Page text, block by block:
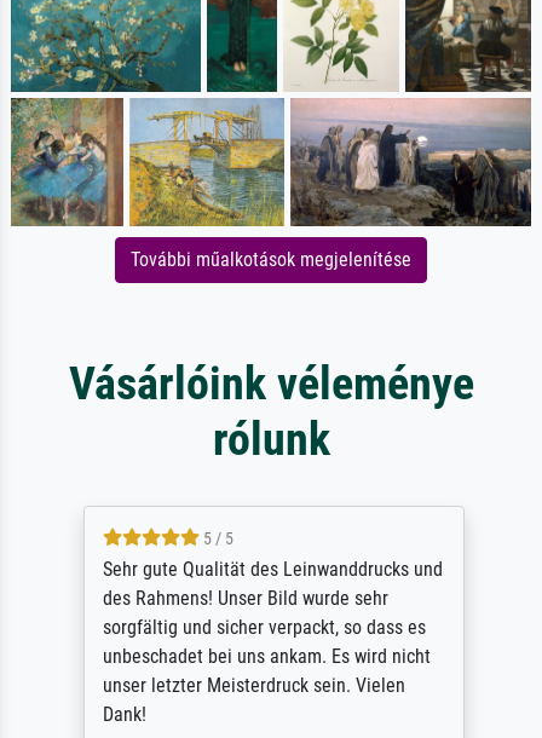
További műalkotások megjelenítése
Vásárlóink véleménye
rólunk
5 / 5
Sehr gute Qualität des Leinwanddrucks und
des Rahmens! Unser Bild wurde sehr
sorgfältig und sicher verpackt, so dass es
unbeschadet bei uns ankam. Es wird nicht
unser letzter Meisterdruck sein. Vielen
Dank!